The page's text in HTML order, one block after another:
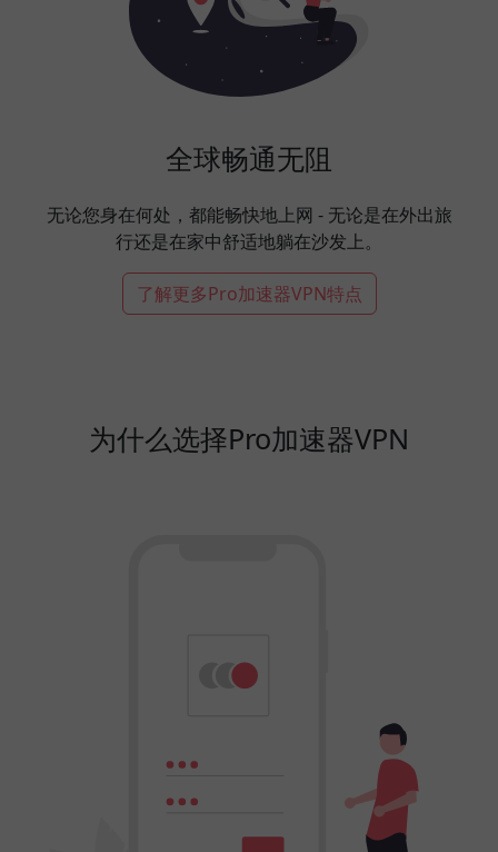
全球畅通无阻
无论您身在何处，都能畅快地上网 - 无论是在外出旅
行还是在家中舒适地躺在沙发上。
了解更多Pro加速器VPN特点
为什么选择Pro加速器VPN